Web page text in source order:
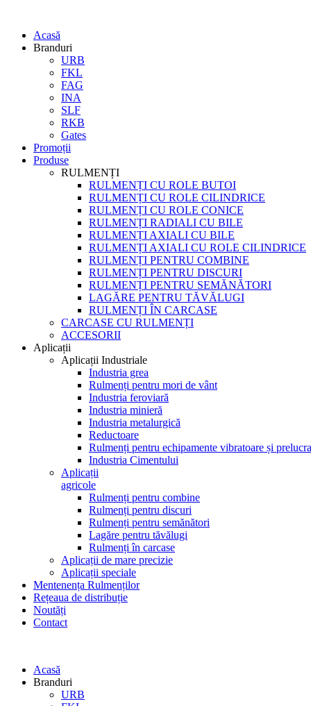
Acasă
Branduri
URB
FKL
FAG
INA
SLF
RKB
Gates
Promoții
Produse
RULMENȚI
RULMENȚI CU ROLE BUTOI
RULMENȚI CU ROLE CILINDRICE
RULMENȚI CU ROLE CONICE
RULMENȚI RADIALI CU BILE
RULMENȚI AXIALI CU BILE
RULMENȚI AXIALI CU ROLE CILINDRICE
RULMENȚI PENTRU COMBINE
RULMENȚI PENTRU DISCURI
RULMENȚI PENTRU SEMĂNĂTORI
LAGĂRE PENTRU TĂVĂLUGI
RULMENȚI ÎN CARCASE
CARCASE CU RULMENȚI
ACCESORII
Aplicații
Aplicații Industriale
Industria grea
Rulmenți pentru mori de vânt
Industria feroviară
Industria minieră
Industria metalurgică
Reductoare
Rulmenți pentru echipamente vibratoare și
Industria Cimentului
Aplicații
agricole
Rulmenți pentru combine
Rulmenți pentru discuri
Rulmenți pentru semănători
Lagăre pentru tăvălugi
Rulmenți în carcase
Aplicații de mare precizie
Aplicații speciale
Mentenența Rulmenților
Rețeaua de distribuție
Noutăți
Contact
Acasă
Branduri
URB